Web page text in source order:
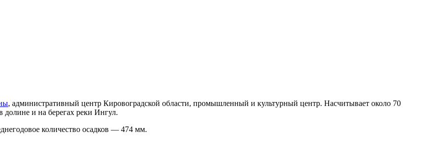
, административный центр Кировоградской области, промышленный и культурный центр. Насчитывает около 70
и на берегах реки Ингул.
количество осадков — 474 мм.